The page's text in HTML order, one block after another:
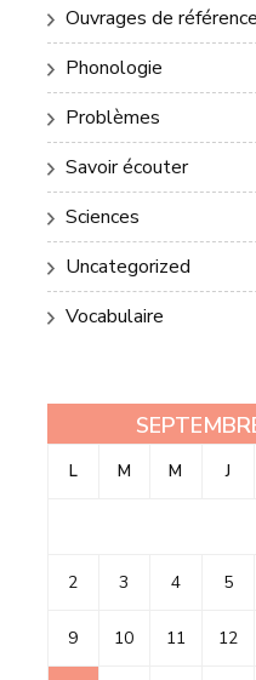
Ouvrages de référence
Phonologie
Problèmes
Savoir écouter
Sciences
Uncategorized
Vocabulaire
L M M J
2 3 4 5
9 10 11 12